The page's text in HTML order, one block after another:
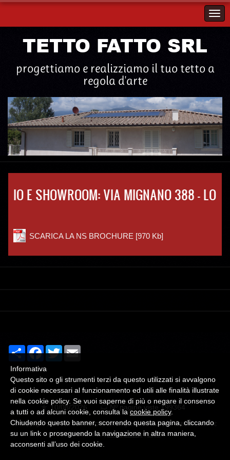
TETTO FATTO SRL
progettiamo e realizziamo il tuo tetto a
regola d'arte
E SHOWROOM: VIA MIGNANO 388 - LOC.
SCARICA LA NS BROCHURE [970 Kb]
Share Facebook
Twitter
10/08/2026 Nº pagine viste 199364
© Copyright 2020 TETTO FATTO SRL. All rights reserved. | P.I. 02555680467 - €
15.000,00 i.v. |Privacy Policy |Login
Informativa
Questo sito o gli strumenti terzi da questo utilizzati si avvalgono
di cookie necessari al funzionamento ed utili alle finalità illustrate
nella cookie policy. Se vuoi saperne di più o negare il consenso
a tutti o ad alcuni cookie, consulta lacookie policy.
Chiudendo questo banner, scorrendo questa pagina, cliccando
su un link o proseguendo la navigazione in altra maniera,
acconsenti all’uso dei cookie.